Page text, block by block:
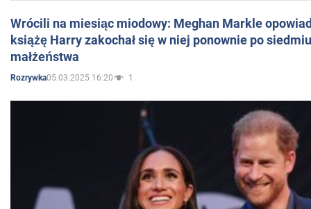
Wrócili na miesiąc miodowy: Meghan Markle
książę Harry zakochał się w niej ponownie po
małżeństwa
Rozrywka05.03.2025 16:20 1